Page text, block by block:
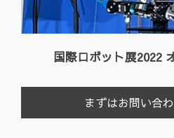
国際ロボット展2022
まずはお問い合